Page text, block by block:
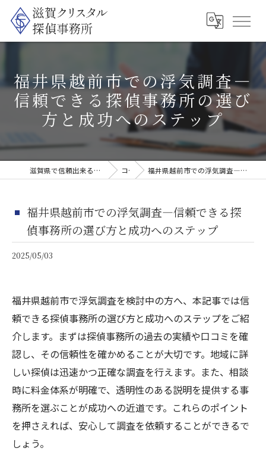
福井県越前市での浮気調査―
信頼できる探偵事務所の選び
方と成功へのステップ
滋賀県で信頼出来る探偵なら滋賀クリスタル探偵事務所 コラム 福井県越前市での浮気調査―信頼できる探偵事務所の選び方と成功へのステップ
福井県越前市での浮気調査―信頼できる探
偵事務所の選び方と成功へのステップ
2025/05/03
福井県越前市で浮気調査を検討中の方へ、本記事では信
頼できる探偵事務所の選び方と成功へのステップをご紹
介します。まずは探偵事務所の過去の実績や口コミを確
認し、その信頼性を確かめることが大切です。地域に詳
しい探偵は迅速かつ正確な調査を行えます。また、相談
時に料金体系が明確で、透明性のある説明を提供する事
務所を選ぶことが成功への近道です。これらのポイント
を押さえれば、安心して調査を依頼することができるで
しょう。